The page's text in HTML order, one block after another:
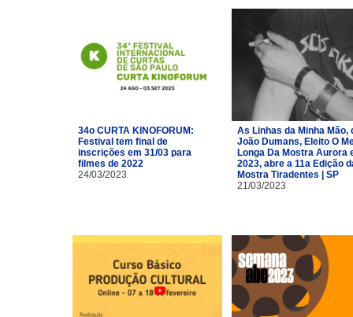
34o CURTA KINOFORUM:
Festival tem final de
inscrições em 31/03 para
filmes de 2022
24/03/2023
As Linhas da Minha Mão,
João Dumans, Eleito O
Longa Da Mostra Aurora
2023, abre a 11a Edição
Mostra Tiradentes | SP
21/03/2023